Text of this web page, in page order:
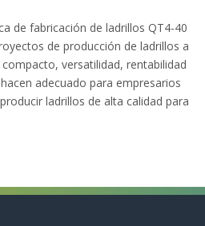
de fabricación de ladrillos QT4-40
de producción de ladrillos a
versatilidad, rentabilidad
adecuado para empresarios
ladrillos de alta calidad para